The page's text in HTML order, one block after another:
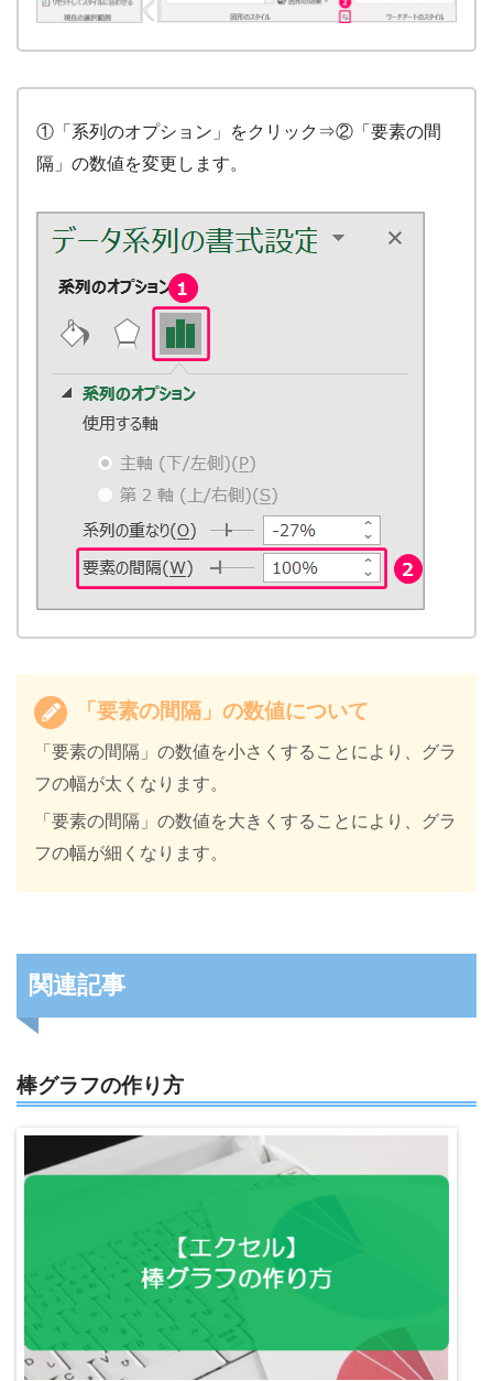
①「系列のオプション」をクリック⇒②「要素の間
隔」の数値を変更します。
「要素の間隔」の数値について
「要素の間隔」の数値を小さくすることにより、グラ
フの幅が太くなります。
「要素の間隔」の数値を大きくすることにより、グラ
フの幅が細くなります。
関連記事
棒グラフの作り方